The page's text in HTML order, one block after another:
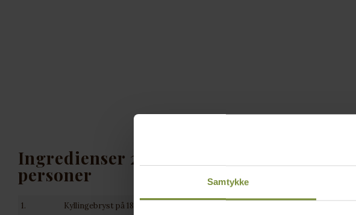
Samtykke
Ingredienser 2
personer
1. Kyllingebryst på 180-220 g
. Steg
dem om, når